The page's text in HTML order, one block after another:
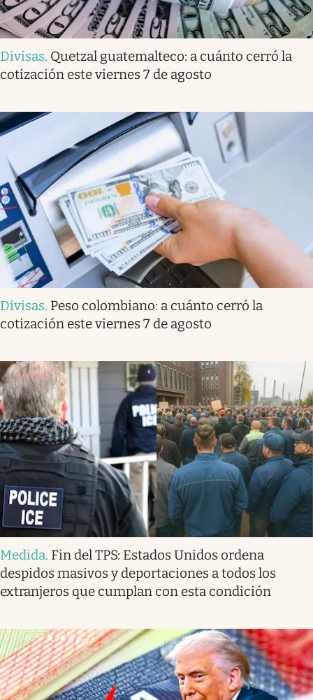
Divisas. Quetzal guatemalteco: a cuánto cerró la
cotización este viernes 7 de agosto
Divisas. Peso colombiano: a cuánto cerró la
cotización este viernes 7 de agosto
Medida. Fin del TPS: Estados Unidos ordena
despidos masivos y deportaciones a todos los
extranjeros que cumplan con esta condición